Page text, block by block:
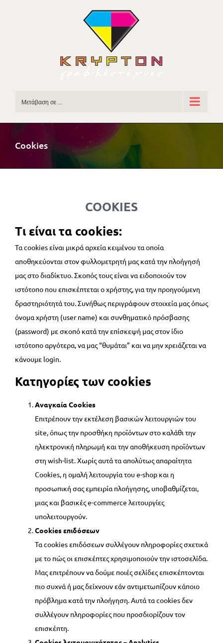
Μετάβαση σε ...
Cookies
COOKIES
Τι είναι τα cookies:
Τα cookies είναι μικρά αρχεία κειμένου τα οποία
αποθηκεύονται στον φυλλομετρητή μας κατά την πλοήγησή
μας στο διαδίκτυο. Σκοπός τους είναι να ειδοποιούν τον
ιστότοπο που επισκέπτεται ο χρήστης, για την προηγούμενη
δραστηριότητά του. Συνήθως περιγράφουν στοιχεία μας όπως
όνομα χρήστη (user name) και συνθηματικό πρόσβασης
(password) με σκοπό κατά την επίσκεψή μας στον ίδιο
ιστότοπο αργότερα, να μας “θυμάται” και να μην χρειάζεται να
κάνουμε login.
Κατηγορίες των cookies
Αναγκαία Cookies
Επιτρέπουν την εκτέλεση βασικών λειτουργιών του
site, όπως την προσθήκη προϊόντων στο καλάθι την
ηλεκτρονική πληρωμή και την αποθήκευση προϊόντων
στη wish-list. Χωρίς αυτά τα απολύτως απαραίτητα
Cookies, η ομαλή λειτουργία του e-shop και η
προσωπική σας εμπειρία πλοήγησης, υποβαθμίζεται,
μιας και βασικές e-commerce λειτουργίες
υπολειτουργούν.
Cookies επιδόσεων
Τα cookies επιδόσεων συλλέγουν πληροφορίες σχετικά
με το πώς οι επισκέπτες χρησιμοποιούν την ιστοσελίδα.
Μας επιτρέπουν να δούμε ποιές σελίδες επισκέπτονται
πιο συχνά ή μας δείχνουν εάν αντιμετωπίζουν κάποιο
πρόβλημα κατά την πλοήγηση. Αυτά τα cookies δεν
συλλέγουν πληροφορίες που προσδιορίζουν τον
επισκέπτη.